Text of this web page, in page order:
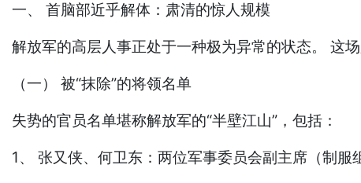
一、 首脑部近乎解体：肃清的惊人规模
解放军的高层人事正处于一种极为异常的状态。 这
（一） 被“抹除”的将领名单
失势的官员名单堪称解放军的“半壁江山”，包括：
1、 张又侠、何卫东：两位军事委员会副主席（制服